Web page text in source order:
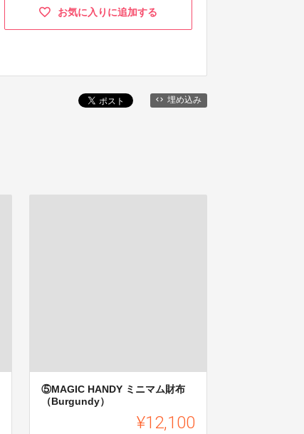
お気に入りに追加する
埋め込み
⑤MAGIC HANDY ミニマム財布
（Burgundy）
¥12,100